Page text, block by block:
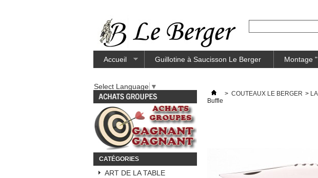
Accueil Guillotine à Saucisson Le Berger Montage
Select Language ▼
CATÉGORIES
ART DE LA TABLE
> COUTEAUX LE BERGER >
Buffle